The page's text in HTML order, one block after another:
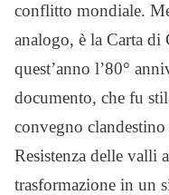
conflitto mondiale.
analogo, è la Carta
quest’anno l’80°
documento, che fu
convegno
Resistenza delle valli
trasformazione in un